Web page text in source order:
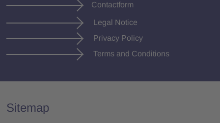
Contactform
Legal Notice
Privacy Policy
Terms and Conditions
Sitemap